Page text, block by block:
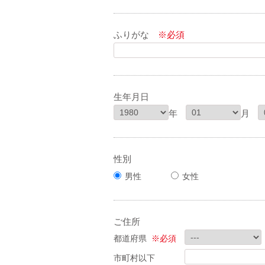
ふりがな ※必須
生年月日
年
月
性別
男性 女性
ご住所
都道府県 ※必須
市町村以下